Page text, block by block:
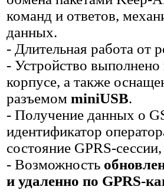
команд и ответов,
данных.
- Длительная работа от
- Устройство
корпусе, а также
разъемом miniUSB.
- Получение данных о
идентификатор
состояние GPRS-
- Возможность
и удаленно по GPRS-